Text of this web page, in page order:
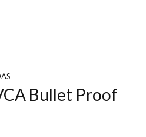
Bullet Proof